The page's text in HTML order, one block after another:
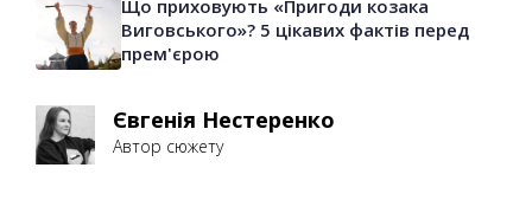
Що приховують «Пригоди козака
Виговського»? 5 цікавих фактів перед
прем'єрою
Євгенія Нестеренко
Автор сюжету